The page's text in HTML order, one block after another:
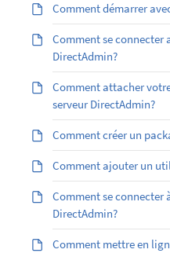
Comment démarrer
Comment se
DirectAdmin?
Comment attacher
serveur DirectAdmin?
Comment créer un
Comment ajouter un
Comment se
DirectAdmin?
Comment mettre en